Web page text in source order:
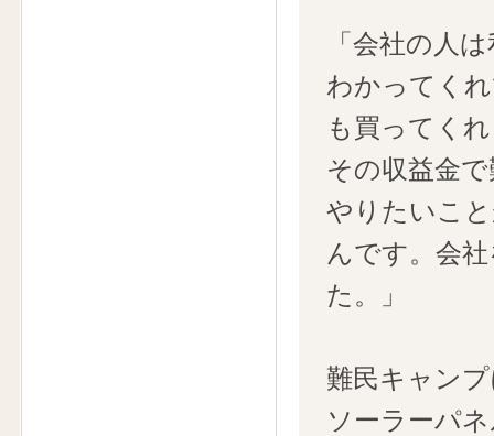
「会社の人
わかってく
も買ってく
その収益金
やりたいこ
んです。会
た。」
難民キャン
ソーラーパ